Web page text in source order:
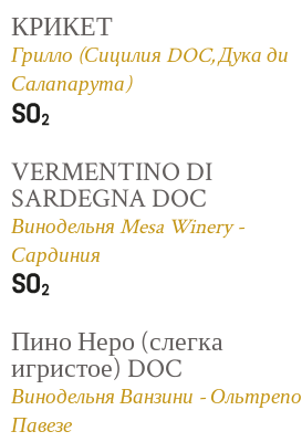
КРИКЕТ
Грилло (Сицилия DOC, Дука ди
Салапарута)
VERMENTINO DI
SARDEGNA DOC
Винодельня Mesa Winery -
Сардиния
Пино Неро (слегка
игристое) DOC
Винодельня Ванзини - Ольтрепо
Павезе